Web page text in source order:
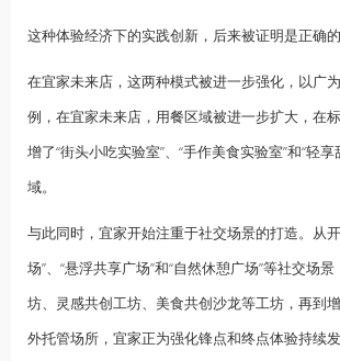
这种体验经济下的实践创新，后来被证明是正确的
在宜家未来店，这两种模式被进一步强化，以广
例，在宜家未来店，用餐区域被进一步扩大，在
增了“街头小吃实验室”、“手作美食实验室”和“轻
域。
与此同时，宜家开始注重于社交场景的打造。从
场”、“悬浮共享广场”和“自然休憩广场”等社交场
坊、灵感共创工坊、美食共创沙龙等工坊，再到
外托管场所，宜家正为强化锋点和终点体验持续发